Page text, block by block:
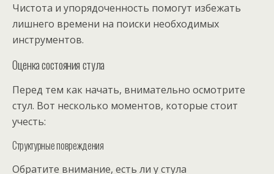
Чистота и упорядоченность помогут избежать
лишнего времени на поиски необходимых
инструментов.
Оценка состояния стула
Перед тем как начать, внимательно осмотрите
стул. Вот несколько моментов, которые стоит
учесть:
Структурные повреждения
Обратите внимание, есть ли у стула